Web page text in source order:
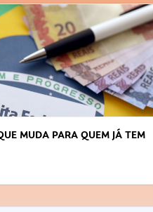
MUDA PARA QUEM JÁ TEM